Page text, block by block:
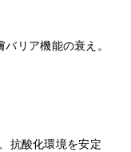
リア機能の衰え。
抗酸化環境を安定